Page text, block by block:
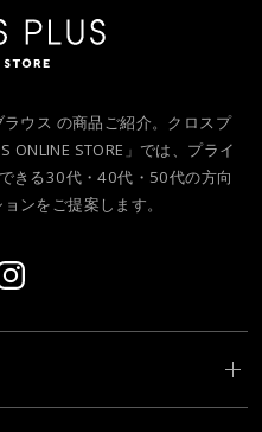
ラウス の商品ご紹介。クロスプ
ONLINE STORE」では、プライ
きる30代・40代・50代の方向
ンをご提案します。